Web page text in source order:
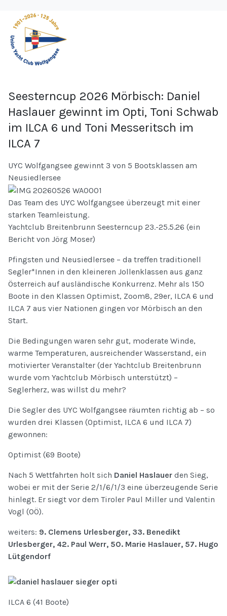
Seesterncup 2026 Mörbisch: Daniel
Haslauer gewinnt im Opti, Toni Schwab
im ILCA 6 und Toni Messeritsch im
ILCA 7
UYC Wolfgangsee gewinnt 3 von 5 Bootsklassen am
Neusiedlersee
Das Team des UYC Wolfgangsee überzeugt mit einer
starken Teamleistung.
Yachtclub Breitenbrunn Seesterncup 23.-25.5.26 (ein
Bericht von Jörg Moser)
Pfingsten und Neusiedlersee – da treffen traditionell
Segler*Innen in den kleineren Jollenklassen aus ganz
Österreich auf ausländische Konkurrenz. Mehr als 150
Boote in den Klassen Optimist, Zoom8, 29er, ILCA 6 und
ILCA 7 aus vier Nationen gingen vor Mörbisch an den
Start.
Die Bedingungen waren sehr gut, moderate Winde,
warme Temperaturen, ausreichender Wasserstand, ein
motivierter Veranstalter (der Yachtclub Breitenbrunn
wurde vom Yachtclub Mörbisch unterstützt) –
Seglerherz, was willst du mehr?
Die Segler des UYC Wolfgangsee räumten richtig ab – so
wurden drei Klassen (Optimist, ILCA 6 und ILCA 7)
gewonnen:
Optimist (69 Boote)
Nach 5 Wettfahrten holt sich Daniel Haslauer den Sieg,
wobei er mit der Serie 2/1/6/1/3 eine überzeugende Serie
hinlegt. Er siegt vor dem Tiroler Paul Miller und Valentin
Vogl (OÖ).
weiters: 9. Clemens Urlesberger, 33. Benedikt
Urlesberger, 42. Paul Werr, 50. Marie Haslauer, 57. Hugo
Lütgendorf
ILCA 6 (41 Boote)